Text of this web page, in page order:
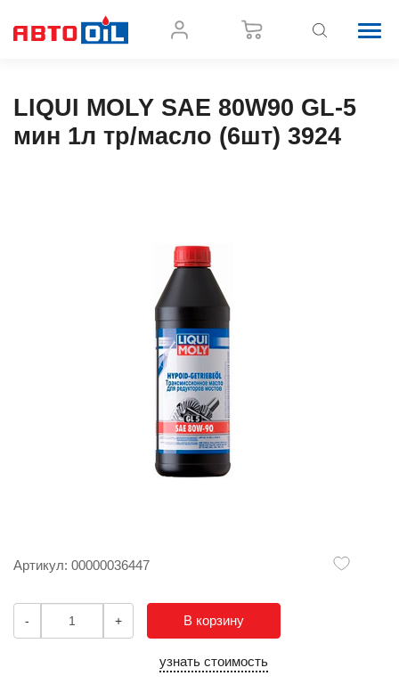
LIQUI MOLY SAE 80W90 GL-5
мин 1л тр/масло (6шт) 3924
Артикул: 00000036447
- + В корзину
узнать стоимость